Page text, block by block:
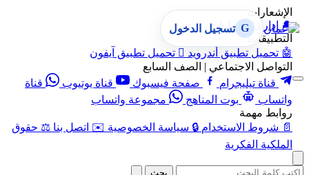
الإشعارات
🔔 إدارة الإشعارات
التطبيقات
🤖 تحميل تطبيق أندرويد  تحميل تطبيق آيفون
التواصل الاجتماعي | الصف السابع
قناة تيليجرام
صفحة فيسبوك قناة يوتيوب
قناة
واتساب
بوت المناهج
مجموعة واتساب
روابط مهمة
📄 شروط الاستخدام 🔒 سياسة الخصوصية ✉️ اتصل بنا ⚖️ حقوق
الملكية الفكرية
G تسجيل الدخول
بحث